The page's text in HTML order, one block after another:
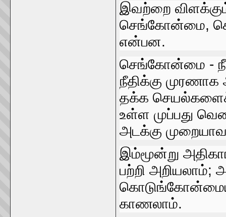
இவற்றை
செங்‌கோன்மை,
என்பன.
செங்கோன்மை -
நீதிக்கு
தக்க
உள்ள முப்பது
அடக்கு
இம்மூன்று
பற்றி அறியலாம்‌;
காணலாம்‌.